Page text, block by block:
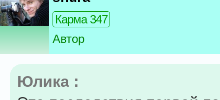
Карма 347
Автор
Юлика :